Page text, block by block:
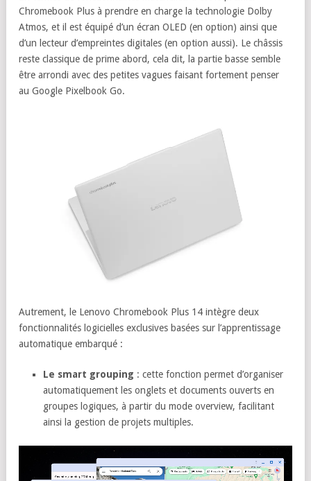
Chromebook Plus à prendre en charge la technologie Dolby
Atmos, et il est équipé d’un écran OLED (en option) ainsi que
d’un lecteur d’empreintes digitales (en option aussi). Le châssis
reste classique de prime abord, cela dit, la partie basse semble
être arrondi avec des petites vagues faisant fortement penser
au Google Pixelbook Go.
Autrement, le Lenovo Chromebook Plus 14 intègre deux
fonctionnalités logicielles exclusives basées sur l’apprentissage
automatique embarqué :
Le smart grouping : cette fonction permet d’organiser
automatiquement les onglets et documents ouverts en
groupes logiques, à partir du mode overview, facilitant
ainsi la gestion de projets multiples.